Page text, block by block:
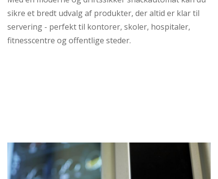
sikre et bredt udvalg af produkter, der altid er klar til
servering - perfekt til kontorer, skoler, hospitaler,
fitnesscentre og offentlige steder.